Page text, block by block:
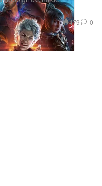
479 0